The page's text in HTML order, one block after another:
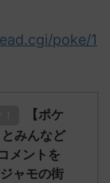
poke/1
【ポケ
みんなど
メントを
ャモの街